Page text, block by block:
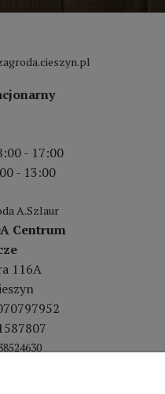
- 17:00
- 13:00
A.Szlaur
Centrum
116A